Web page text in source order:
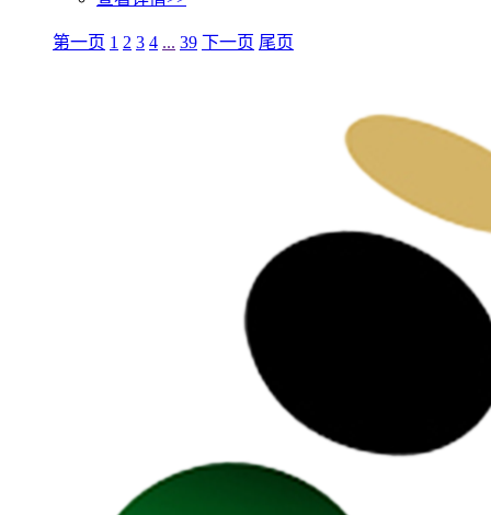
第一页 1 2 3 4 ... 39 下一页 尾页